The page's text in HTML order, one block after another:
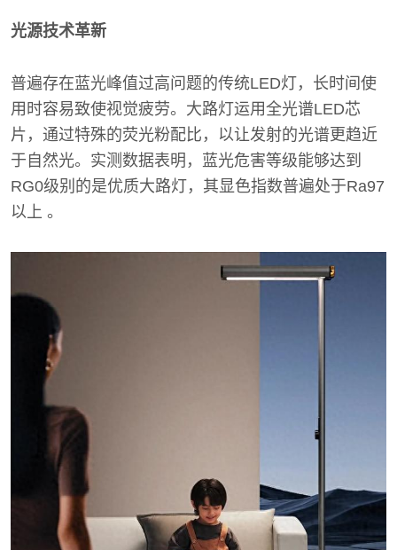
光源技术革新
普遍存在蓝光峰值过高问题的传统LED灯，长时间使
用时容易致使视觉疲劳。大路灯运用全光谱LED芯
片，通过特殊的荧光粉配比，以让发射的光谱更趋近
于自然光。实测数据表明，蓝光危害等级能够达到
RG0级别的是优质大路灯，其显色指数普遍处于Ra97
以上 。